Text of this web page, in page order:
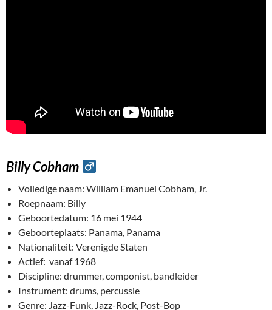
Billy Cobham
Volledige naam: William Emanuel Cobham, Jr.
Roepnaam: Billy
Geboortedatum: 16 mei 1944
Geboorteplaats: Panama, Panama
Nationaliteit: Verenigde Staten
Actief: vanaf 1968
Discipline: drummer, componist, bandleider
Instrument: drums, percussie
Genre: Jazz-Funk, Jazz-Rock, Post-Bop